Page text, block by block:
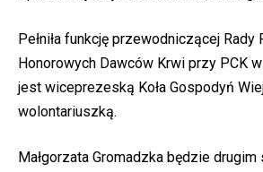
Pełniła funkcję przewodniczącej Rady
Honorowych Dawców Krwi przy PCK
jest wiceprezeską Koła Gospodyń
wolontariuszką.
Małgorzata Gromadzka będzie